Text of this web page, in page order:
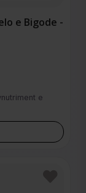
e Bigode -
e